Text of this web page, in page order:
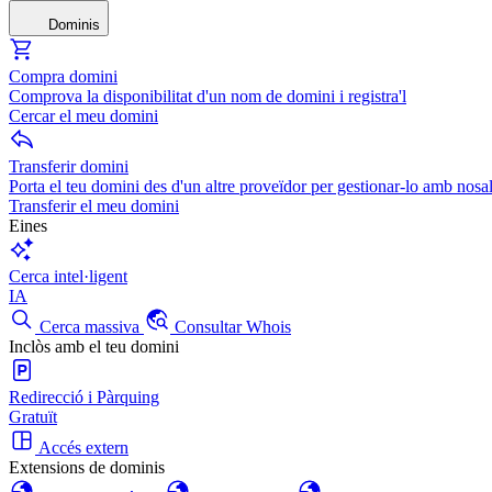
Dominis
Compra domini
Comprova la disponibilitat d'un nom de domini i registra'l
Cercar el meu domini
Transferir domini
Porta el teu domini des d'un altre proveïdor per gestionar-lo amb
Transferir el meu domini
Eines
Cerca intel·ligent
IA
Cerca massiva
Consultar Whois
Inclòs amb el teu domini
Redirecció i Pàrquing
Gratuït
Accés extern
Extensions de dominis